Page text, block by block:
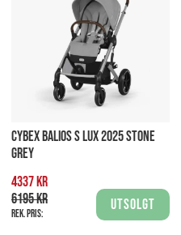
CYBEX BALIOS S LUX 2025 STONE
GREY
4337 kr
6195 kr
Rek. pris:
Utsolgt